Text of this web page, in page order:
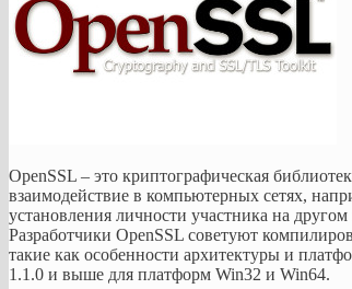
OpenSSL – это криптографическая
взаимодействие в компьютерных сетях,
установления личности участника на
Разработчики OpenSSL советуют
такие как особенности архитектуры и
1.1.0 и выше для платформ Win32 и Win64.